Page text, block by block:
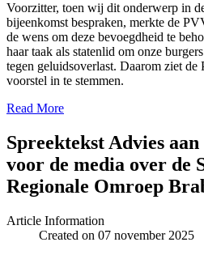
Voorzitter, toen wij dit onderwerp in
bijeenkomst bespraken, merkte de
de wens om deze bevoegdheid te
haar taak als statenlid om onze
tegen geluidsoverlast. Daarom ziet
voorstel in te stemmen.
Read More
Spreektekst Advies
voor de media over de
Regionale Omroep
Article Information
Created on 07 november 2025